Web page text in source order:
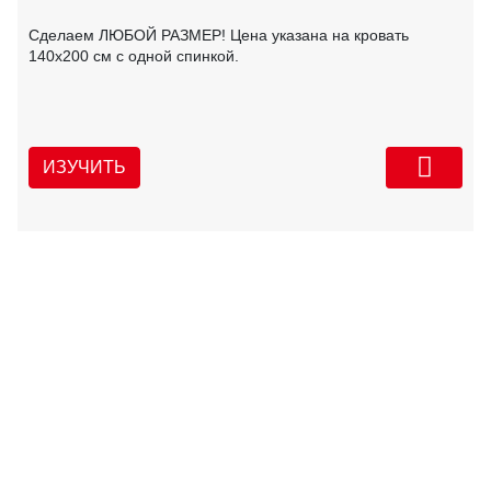
Сделаем ЛЮБОЙ РАЗМЕР! Цена указана на кровать
140х200 см с одной спинкой.
ИЗУЧИТЬ